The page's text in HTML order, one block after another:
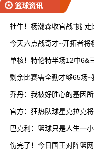
篮球资讯
社牛！杨瀚森收官战“挑”
今天六点战奇才~开拓者将
单核！特伦特半场12中6&
剩余比赛需全勤才够65场
乔丹：我被好胜心的基因
官方：狂热队球星克拉克
巴克利：篮球只是人生一
伤完了！今日国王对阵篮